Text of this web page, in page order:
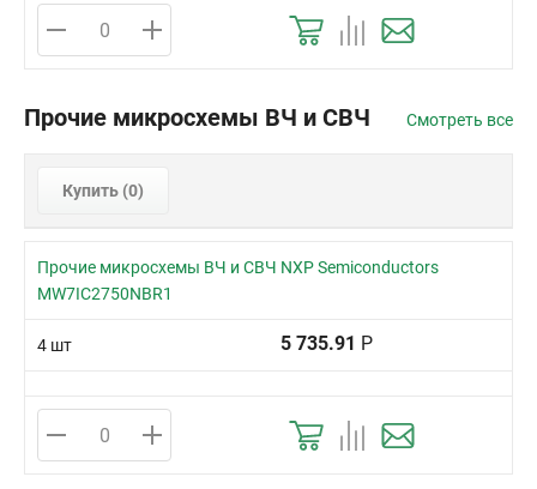
Прочие микросхемы ВЧ и СВЧ Смотреть все
Купить (0)
Прочие микросхемы ВЧ и СВЧ NXP Semiconductors
MW7IC2750NBR1
4 шт 5 735.91 Р